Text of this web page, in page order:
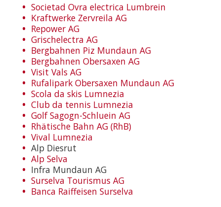
Societad Ovra electrica Lumbrein
Kraftwerke Zervreila AG
Repower AG
Grischelectra AG
Bergbahnen Piz Mundaun AG
Bergbahnen Obersaxen AG
Visit Vals AG
Rufalipark Obersaxen Mundaun AG
Scola da skis Lumnezia
Club da tennis Lumnezia
Golf Sagogn-Schluein AG
Rhätische Bahn AG (RhB)
Vival Lumnezia
Alp Diesrut
Alp Selva
Infra Mundaun AG
Surselva Tourismus AG
Banca Raiffeisen Surselva